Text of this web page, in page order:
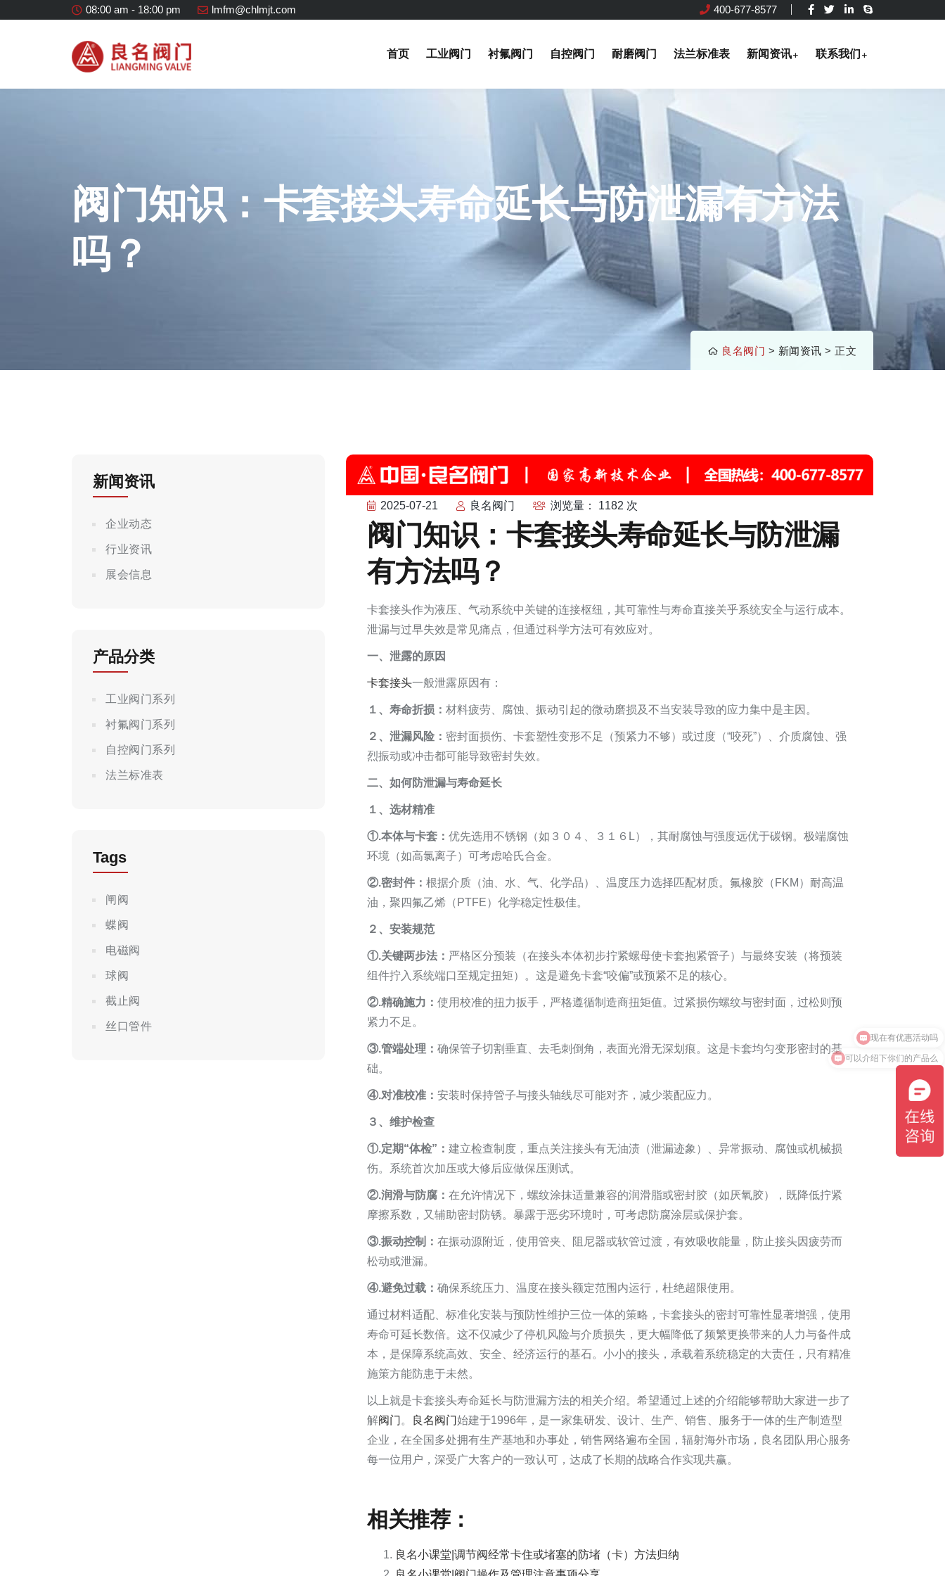
08:00 am - 18:00 pm lmfm@chlmjt.com 400-677-8577
首页 工业阀门 衬氟阀门 自控阀门 耐磨阀门 法兰标准表 新闻资讯 联系我们
阀门知识：卡套接头寿命延长与防泄漏有方法
吗？
良名阀门 > 新闻资讯 > 正文
新闻资讯
企业动态
行业资讯
展会信息
产品分类
工业阀门系列
衬氟阀门系列
自控阀门系列
法兰标准表
Tags
闸阀
蝶阀
电磁阀
球阀
截止阀
丝口管件
2025-07-21 良名阀门 浏览量： 1182 次
阀门知识：卡套接头寿命延长与防泄漏
有方法吗？
卡套接头作为液压、气动系统中关键的连接枢纽，其可靠性与寿命直接关乎系统安全与运行成本。
泄漏与过早失效是常见痛点，但通过科学方法可有效应对。
一、泄露的原因
卡套接头一般泄露原因有：
１、寿命折损： 材料疲劳、腐蚀、振动引起的微动磨损及不当安装导致的应力集中是主因。
２、泄漏风险： 密封面损伤、卡套塑性变形不足（预紧力不够）或过度（“咬死”）、介质腐蚀、强
烈振动或冲击都可能导致密封失效。
二、如何防泄漏与寿命延长
１、选材精准
①.本体与卡套： 优先选用不锈钢（如３０４、３１６L），其耐腐蚀与强度远优于碳钢。极端腐蚀
环境（如高氯离子）可考虑哈氏合金。
②.密封件： 根据介质（油、水、气、化学品）、温度压力选择匹配材质。氟橡胶（FKM）耐高温
油，聚四氟乙烯（PTFE）化学稳定性极佳。
２、安装规范
①.关键两步法： 严格区分预装（在接头本体初步拧紧螺母使卡套抱紧管子）与最终安装（将预装
组件拧入系统端口至规定扭矩）。这是避免卡套“咬偏”或预紧不足的核心。
②.精确施力： 使用校准的扭力扳手，严格遵循制造商扭矩值。过紧损伤螺纹与密封面，过松则预
紧力不足。
③.管端处理： 确保管子切割垂直、去毛刺倒角，表面光滑无深划痕。这是卡套均匀变形密封的基
础。
④.对准校准： 安装时保持管子与接头轴线尽可能对齐，减少装配应力。
３、维护检查
①.定期“体检”： 建立检查制度，重点关注接头有无油渍（泄漏迹象）、异常振动、腐蚀或机械损
伤。系统首次加压或大修后应做保压测试。
②.润滑与防腐： 在允许情况下，螺纹涂抹适量兼容的润滑脂或密封胶（如厌氧胶），既降低拧紧
摩擦系数，又辅助密封防锈。暴露于恶劣环境时，可考虑防腐涂层或保护套。
③.振动控制： 在振动源附近，使用管夹、阻尼器或软管过渡，有效吸收能量，防止接头因疲劳而
松动或泄漏。
④.避免过载： 确保系统压力、温度在接头额定范围内运行，杜绝超限使用。
通过材料适配、标准化安装与预防性维护三位一体的策略，卡套接头的密封可靠性显著增强，使用
寿命可延长数倍。这不仅减少了停机风险与介质损失，更大幅降低了频繁更换带来的人力与备件成
本，是保障系统高效、安全、经济运行的基石。小小的接头，承载着系统稳定的大责任，只有精准
施策方能防患于未然。
以上就是卡套接头寿命延长与防泄漏方法的相关介绍。希望通过上述的介绍能够帮助大家进一步了
解阀门 。 良名阀门始建于1996年，是一家集研发、设计、生产、销售、服务于一体的生产制造型
企业，在全国多处拥有生产基地和办事处，销售网络遍布全国，辐射海外市场，良名团队用心服务
每一位用户，深受广大客户的一致认可，达成了长期的战略合作实现共赢。​
相关推荐：
良名小课堂|调节阀经常卡住或堵塞的防堵（卡）方法归纳